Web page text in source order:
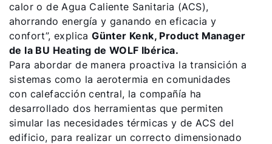
calor o de Agua Caliente Sanitaria (ACS),
ahorrando energía y ganando en eficacia y
confort”, explicaGünter Kenk, Product Manager
de la BU Heating de WOLF Ibérica.
Para abordar de manera proactiva la transición a
sistemas como la aerotermia en comunidades
con calefacción central, la compañía ha
desarrollado dos herramientas que permiten
simular las necesidades térmicas y de ACS del
edificio, para realizar un correcto dimensionado